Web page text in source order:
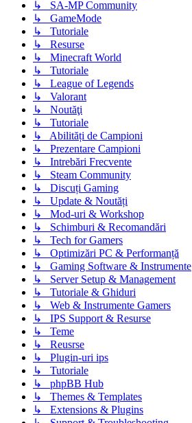
↳ SA-MP Community
↳ GameMode
↳ Tutoriale
↳ Resurse
↳ Minecraft World
↳ Tutoriale
↳ League of Legends
↳ Valorant
↳ Noutăţi
↳ Tutoriale
↳ Abilități de Campioni
↳ Prezentare Campioni
↳ Intrebări Frecvente
↳ Steam Community
↳ Discuți Gaming
↳ Update & Noutăți
↳ Mod-uri & Workshop
↳ Schimburi & Recomandări
↳ Tech for Gamers
↳ Optimizări PC & Performanță
↳ Gaming Software & Instrumente
↳ Server Setup & Management
↳ Tutoriale & Ghiduri
↳ Web & Instrumente Gamers
↳ IPS Support & Resurse
↳ Teme
↳ Reusrse
↳ Plugin-uri ips
↳ Tutoriale
↳ phpBB Hub
↳ Themes & Templates
↳ Extensions & Plugins